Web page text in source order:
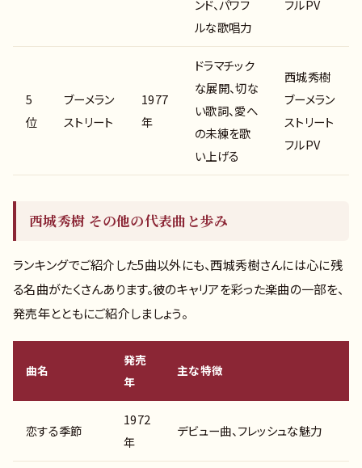
ンド、パワフ
ルな歌唱力
フルPV
5
位
ブーメラン
ストリート
1977
年
ドラマチック
な展開、切な
い歌詞、愛へ
の未練を歌
い上げる
西城秀樹
ブーメラン
ストリート
フルPV
西城秀樹 その他の代表曲と歩み
ランキングでご紹介した5曲以外にも、西城秀樹さんには心に残
る名曲がたくさんあります。彼のキャリアを彩った楽曲の一部を、
発売年とともにご紹介しましょう。
曲名
発売
年
主な特徴
恋する季節
1972
年
デビュー曲、フレッシュな魅力